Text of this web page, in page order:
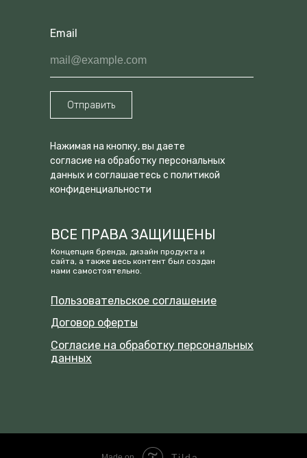
Пользовательское соглашение
Согласие на обработку персональных
данных
Договор оферты
Концепция бренда, дизайн продукта и
сайта, а также весь контент был создан
нами самостоятельно.
ВСЕ ПРАВА ЗАЩИЩЕНЫ
Email
mail@example.com
Отправить
Нажимая на кнопку, вы даете
согласие на обработку персональных
данных и соглашаетесь c политикой
конфиденциальности